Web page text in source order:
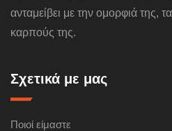
ανταμείβει με την ομορφιά της,
καρπούς της.
Σχετικά με μας
Ποιοί είμαστε